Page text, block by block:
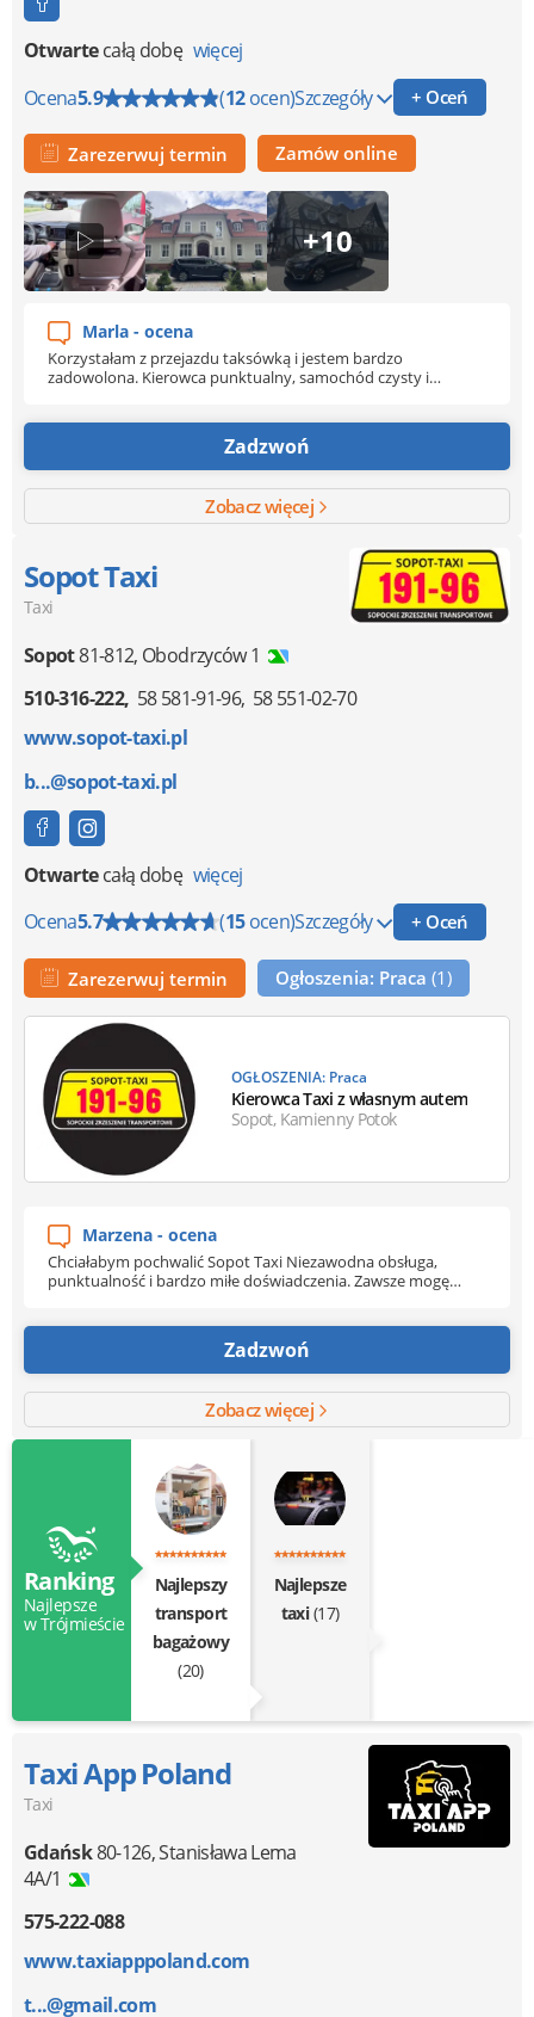
Otwartecałą dobę więcej
Ocena5.9 (12ocen)Szczegóły + Oceń
Zarezerwuj termin Zamów online
+10
Marla - ocena
Korzystałam z przejazdu taksówką i jestem bardzo
zadowolona. Kierowca punktualny, samochód czysty i
skorzystam ponownie i z czystym sumieniem mogę polecić
każdej osobie, która szuka wygodnego i bezpiecznego
transportu.
Zadzwoń
Zobacz więcej
Sopot Taxi
Taxi
Sopot81-812, Obodrzyców 1
510-316-222 58 581-91-96 58 551-02-70
www.sopot-taxi.pl
b...@sopot-taxi.pl
Otwartecałą dobę więcej
Ocena5.7 (15ocen)Szczegóły + Oceń
Zarezerwuj termin Ogłoszenia: Praca (1)
OGŁOSZENIA: Praca
Kierowca Taxi z własnym autem
Sopot, Kamienny Potok
Marzena - ocena
Chciałabym pochwalić Sopot Taxi Niezawodna obsługa,
punktualność i bardzo miłe doświadczenia. Zawsze mogę
Zadzwoń
Zobacz więcej
Ranking
Najlepsze
w Trójmieście
Najlepszy
transport
bagażowy
(20)
Najlepsze
taxi(17)
Taxi App Poland
Taxi
Gdańsk80-126,Stanisława Lema
4A/1
575-222-088
www.taxiapppoland.com
t...@gmail.com